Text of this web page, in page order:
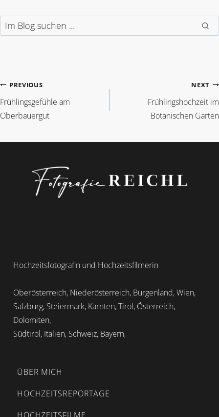
Im Blog suchen
PREVIOUS
Frühlingsgefühle am
Oberbauergut
NEXT
Frühlingshochzeit im
Botanischen Garten
Hochzeitsfotografin und Hochzeitsfilmerin
Oberösterreich, Niederösterreich, Burgenland, Wien,
Salzburg, Steiermark, Kärnten, Tirol, Österreich,
Dolomiten,
Südtirol, Italien, Schweiz, Bayern,
ÜBER MICH
HOCHZEITSREPORTAGE